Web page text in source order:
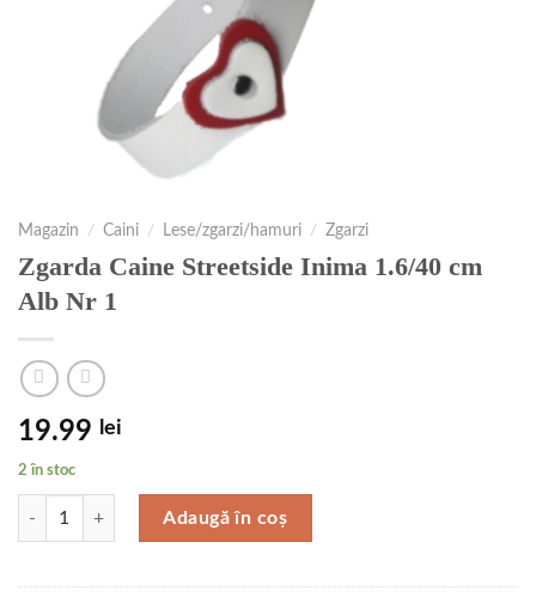
Magazin / Caini / Lese/zgarzi/hamuri / Zgarzi
Zgarda Caine Streetside Inima 1.6/40 cm
Alb Nr 1
19.99 lei
2 în stoc
Cantitate Zgarda Caine Streetside Inima 1.6/40 cm Alb Nr 1
Adaugă în coș